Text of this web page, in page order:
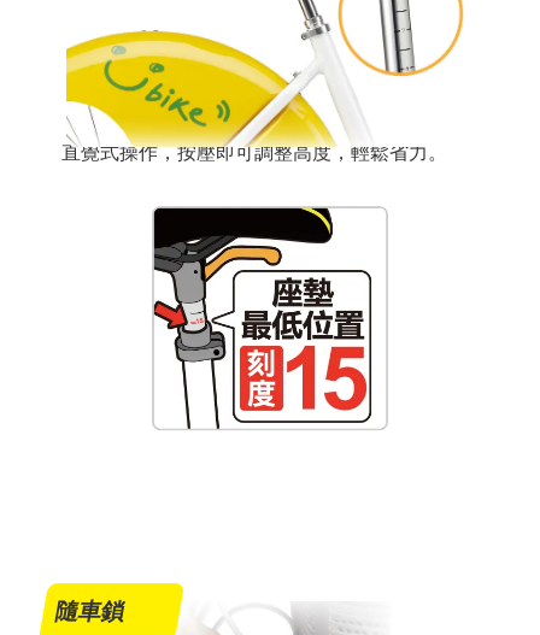
直覺式操作，按壓即可調整高度，輕鬆省力。
隨車鎖